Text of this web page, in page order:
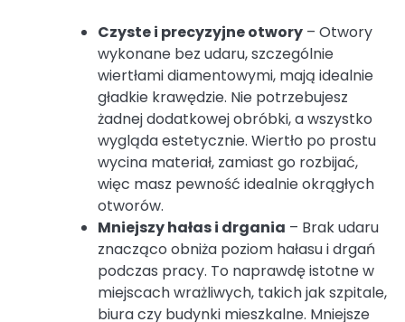
Czyste i precyzyjne otwory – Otwory
wykonane bez udaru, szczególnie
wiertłami diamentowymi, mają idealnie
gładkie krawędzie. Nie potrzebujesz
żadnej dodatkowej obróbki, a wszystko
wygląda estetycznie. Wiertło po prostu
wycina materiał, zamiast go rozbijać,
więc masz pewność idealnie okrągłych
otworów.
Mniejszy hałas i drgania – Brak udaru
znacząco obniża poziom hałasu i drgań
podczas pracy. To naprawdę istotne w
miejscach wrażliwych, takich jak szpitale,
biura czy budynki mieszkalne. Mniejsze